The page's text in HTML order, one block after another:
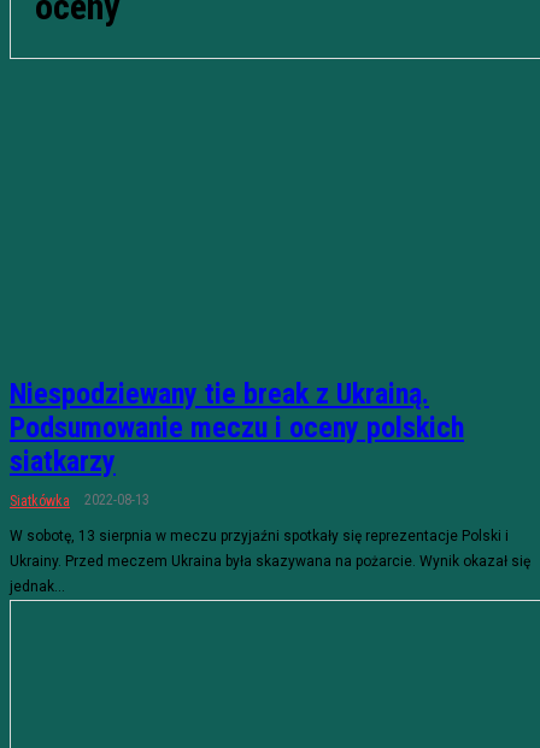
Niespodziewany tie break z Ukrainą.
Podsumowanie meczu i oceny polskich
siatkarzy
Siatkówka 2022-08-13
W sobotę, 13 sierpnia w meczu przyjaźni spotkały się reprezentacje Polski i
Ukrainy. Przed meczem Ukraina była skazywana na pożarcie. Wynik okazał się
jednak...